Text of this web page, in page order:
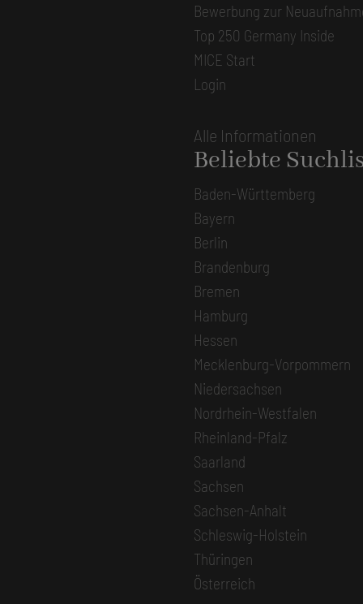
Bewerbung zur
Top 250 Germany Inside
MICE Start
Login
Alle Informationen
Beliebte
Baden-Württemberg
Bayern
Berlin
Brandenburg
Bremen
Hamburg
Hessen
Mecklenburg-Vorpommern
Niedersachsen
Nordrhein-Westfalen
Rheinland-Pfalz
Saarland
Sachsen
Sachsen-Anhalt
Schleswig-Holstein
Thüringen
Österreich